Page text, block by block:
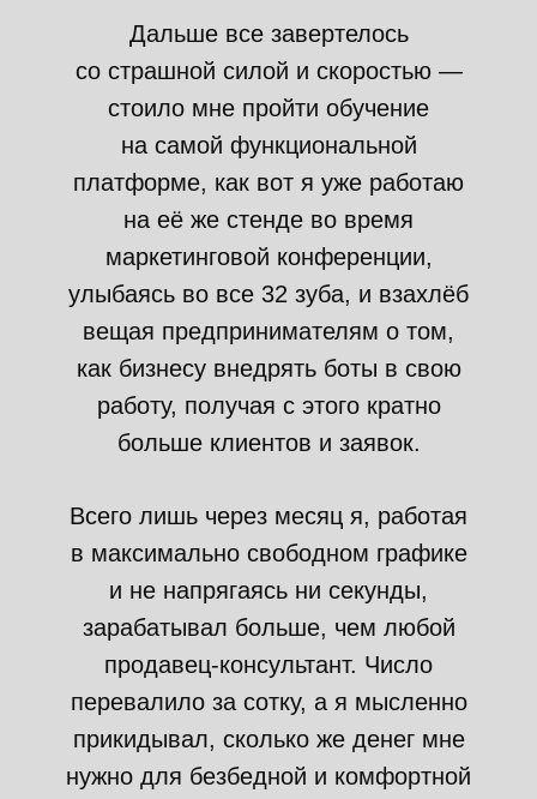
Дальше все завертелось
со страшной силой и скоростью —
стоило мне пройти обучение
на самой функциональной
платформе, как вот я уже работаю
на её же стенде во время
маркетинговой конференции,
улыбаясь во все 32 зуба, и взахлёб
вещая предпринимателям о том,
как бизнесу внедрять боты в свою
работу, получая с этого кратно
больше клиентов и заявок.
Всего лишь через месяц я, работая
в максимально свободном графике
и не напрягаясь ни секунды,
зарабатывал больше, чем любой
продавец-консультант. Число
перевалило за сотку, а я мысленно
прикидывал, сколько же денег мне
нужно для безбедной и комфортной